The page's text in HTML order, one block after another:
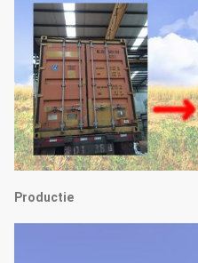
Productie